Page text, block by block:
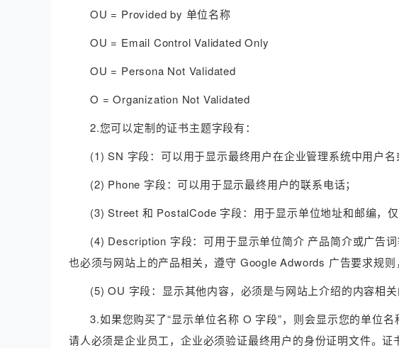
OU = Provided by 单位名称
OU = Email Control Validated Only
OU = Persona Not Validated
O = Organization Not Validated
2.您可以定制的证书主题字段有：
(1) SN 字段：可以用于显示最终用户在企业管理系统中用户名
(2) Phone 字段：可以用于显示最终用户的联系电话；
(3) Street 和 PostalCode 字段：用于显示单位地址和邮编，仅
(4) Description 字段：可用于显示单位简介 产品简介或广告
也必须与网站上的产品相关，遵守 Google Adwords 广告要求规则
(5) OU 字段：显示其他内容，必须是与网站上介绍的内容相
3.如果您购买了“显示单位名称 O 字段”，则会显示您的单位
请人必须是企业员工，企业必须验证最终用户的身份证明文件。证